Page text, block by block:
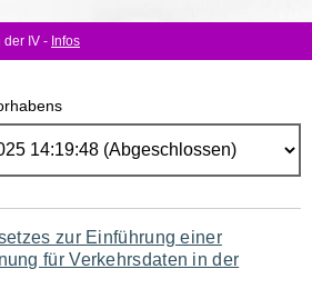
der IV - Infos
zur Einführung einer
für Verkehrsdaten in der